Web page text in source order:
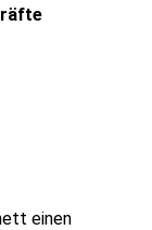
einen